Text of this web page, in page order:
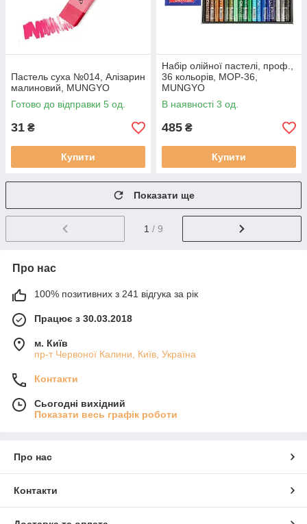
Пастель суха №014, Алізарин
малиновий, MUNGYO
Готово до відправки 5 од.
31 ₴
Купити
Набір олійної пастелі, проф.,
36 кольорів, MOP-36,
MUNGYO
В наявності 3 од.
485 ₴
Купити
Показати ще
1 / 9
Про нас
100% позитивних з 241 відгука за рік
Працює з 30.03.2018
м. Київ
пр-т Червоної Калини, Київ, Україна
Контакти
Сьогодні вихідний
Показати весь графік роботи
Про нас
Контакти